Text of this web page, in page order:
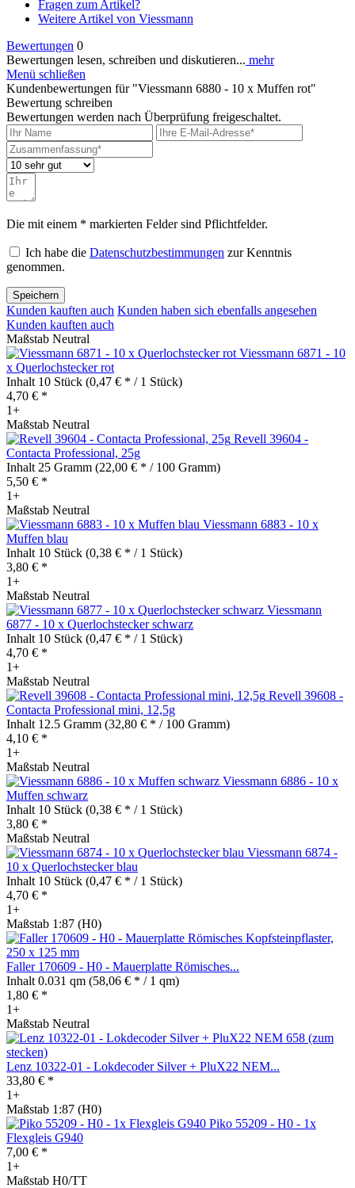
Fragen zum Artikel?
Weitere Artikel von Viessmann
Bewertungen 0
Bewertungen lesen, schreiben und diskutieren... mehr
Menü schließen
Kundenbewertungen für "Viessmann 6880 - 10 x Muffen rot"
Bewertung schreiben
Bewertungen werden nach Überprüfung freigeschaltet.
Die mit einem * markierten Felder sind Pflichtfelder.
Ich habe die Datenschutzbestimmungen zur Kenntnis
genommen.
Speichern
Kunden kauften auch Kunden haben sich ebenfalls angesehen
Kunden kauften auch
Maßstab Neutral
Viessmann 6871 - 10
x Querlochstecker rot
Inhalt 10 Stück (0,47 € * / 1 Stück)
4,70 € *
1+
Maßstab Neutral
Revell 39604 -
Contacta Professional, 25g
Inhalt 25 Gramm (22,00 € * / 100 Gramm)
5,50 € *
1+
Maßstab Neutral
Viessmann 6883 - 10 x
Muffen blau
Inhalt 10 Stück (0,38 € * / 1 Stück)
3,80 € *
1+
Maßstab Neutral
Viessmann
6877 - 10 x Querlochstecker schwarz
Inhalt 10 Stück (0,47 € * / 1 Stück)
4,70 € *
1+
Maßstab Neutral
Revell 39608 -
Contacta Professional mini, 12,5g
Inhalt 12.5 Gramm (32,80 € * / 100 Gramm)
4,10 € *
1+
Maßstab Neutral
Viessmann 6886 - 10 x
Muffen schwarz
Inhalt 10 Stück (0,38 € * / 1 Stück)
3,80 € *
Maßstab Neutral
Viessmann 6874 -
10 x Querlochstecker blau
Inhalt 10 Stück (0,47 € * / 1 Stück)
4,70 € *
1+
Maßstab 1:87 (H0)
Faller 170609 - H0 - Mauerplatte Römisches...
Inhalt 0.031 qm (58,06 € * / 1 qm)
1,80 € *
1+
Maßstab Neutral
Lenz 10322-01 - Lokdecoder Silver + PluX22 NEM...
33,80 € *
1+
Maßstab 1:87 (H0)
Piko 55209 - H0 - 1x
Flexgleis G940
7,00 € *
1+
Maßstab H0/TT